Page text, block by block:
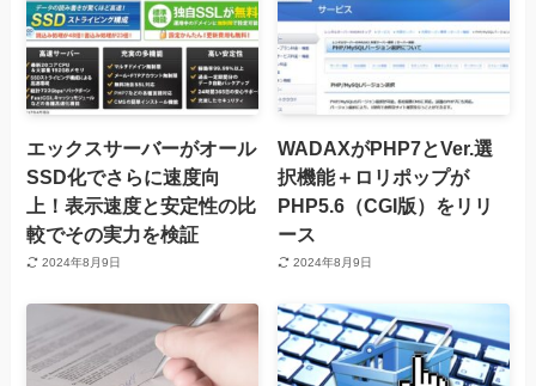
エックスサーバーがオール
SSD化でさらに速度向
上！表示速度と安定性の比
較でその実力を検証
2024年8月9日
WADAXがPHP7とVer.選
択機能＋ロリポップが
PHP5.6（CGI版）をリリ
ース
2024年8月9日